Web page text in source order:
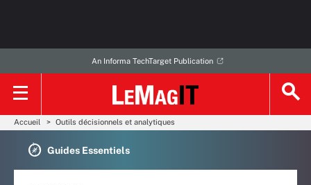
An Informa TechTarget Publication
Accueil Outils décisionnels et analytiques
Guides Essentiels